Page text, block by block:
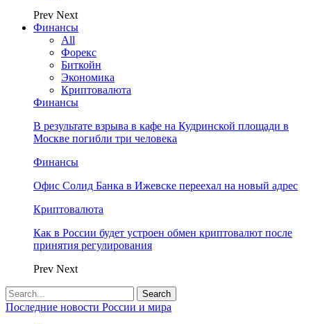
Prev Next
Финансы
All
Форекс
Биткойн
Экономика
Криптовалюта
Финансы
В результате взрыва в кафе на Кудринской площади в
Москве погибли три человека
Финансы
Офис Солид Банка в Ижевске переехал на новый адрес
Криптовалюта
Как в России будет устроен обмен криптовалют после
принятия регулирования
Prev Next
Последние новости России и мира